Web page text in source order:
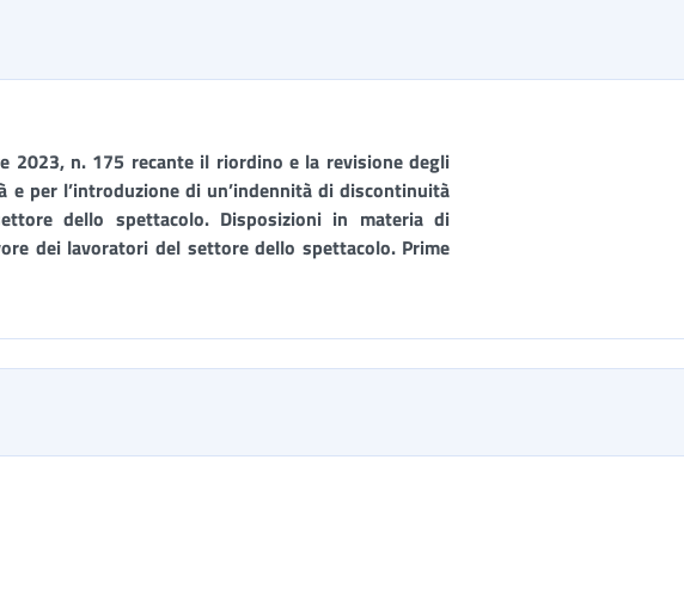
2023, n. 175 recante il riordino e la revisione degli
e per l’introduzione di un’indennità di discontinuità
dello spettacolo. Disposizioni in materia di
dei lavoratori del settore dello spettacolo. Prime